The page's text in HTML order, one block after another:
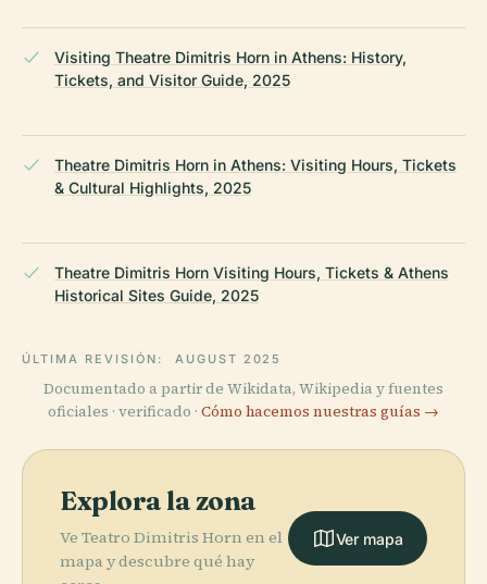
Visiting Theatre Dimitris Horn in Athens: History,
Tickets, and Visitor Guide, 2025
Theatre Dimitris Horn in Athens: Visiting Hours, Tickets
& Cultural Highlights, 2025
Theatre Dimitris Horn Visiting Hours, Tickets & Athens
Historical Sites Guide, 2025
ÚLTIMA REVISIÓN: AUGUST 2025
Documentado a partir de Wikidata, Wikipedia y fuentes
oficiales · verificado · Cómo hacemos nuestras guías →
Explora la zona
Ve Teatro Dimitris Ηorn en el
mapa y descubre qué hay
Ver mapa